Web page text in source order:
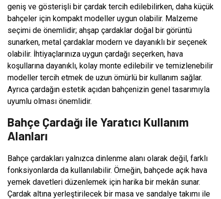
geniş ve gösterişli bir çardak tercih edilebilirken, daha küçük
bahçeler için kompakt modeller uygun olabilir. Malzeme
seçimi de önemlidir; ahşap çardaklar doğal bir görüntü
sunarken, metal çardaklar modern ve dayanıklı bir seçenek
olabilir. İhtiyaçlarınıza uygun çardağı seçerken, hava
koşullarına dayanıklı, kolay monte edilebilir ve temizlenebilir
modeller tercih etmek de uzun ömürlü bir kullanım sağlar.
Ayrıca çardağın estetik açıdan bahçenizin genel tasarımıyla
uyumlu olması önemlidir.
Bahçe Çardağı ile Yaratıcı Kullanım
Alanları
Bahçe çardakları yalnızca dinlenme alanı olarak değil, farklı
fonksiyonlarda da kullanılabilir. Örneğin, bahçede açık hava
yemek davetleri düzenlemek için harika bir mekân sunar.
Çardak altına yerleştirilecek bir masa ve sandalye takımı ile